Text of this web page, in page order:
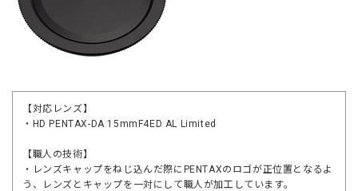
【対応レンズ】
・HD PENTAX-DA 15mmF4ED AL Limited
【職人の技術】
・レンズキャップをねじ込んだ際にPENTAXのロゴが正位置となるよ
う、レンズとキャップを一対にして職人が加工しています。